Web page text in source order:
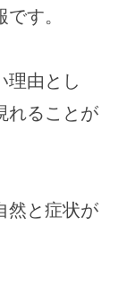
す。
理由とし
れることが
然と症状が